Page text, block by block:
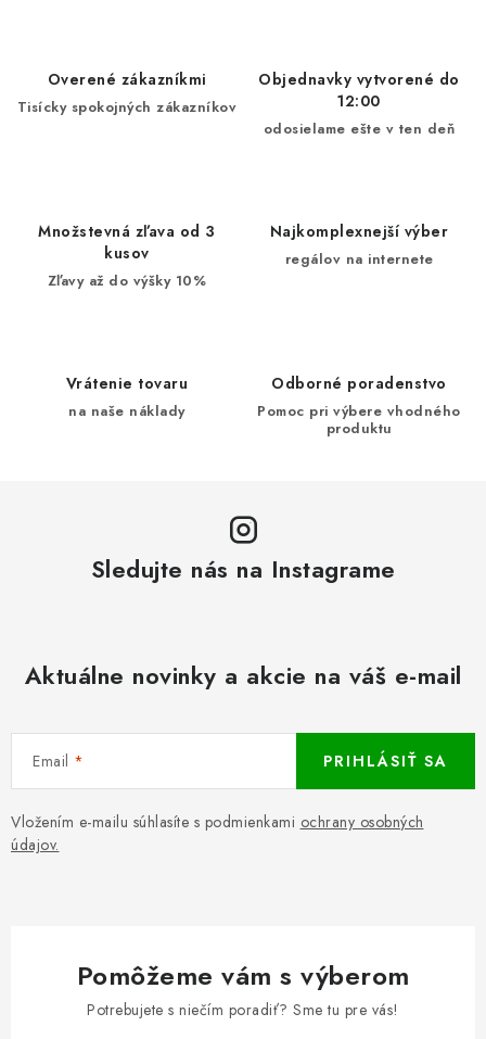
Overené zákazníkmi
Tisícky spokojných zákazníkov
Objednavky vytvorené do
12:00
odosielame ešte v ten deň
Množstevná zľava od 3
kusov
Zľavy až do výšky 10%
Najkomplexnejší výber
regálov na internete
Vrátenie tovaru
na naše náklady
Odborné poradenstvo
Pomoc pri výbere vhodného
produktu
Sledujte nás na Instagrame
Aktuálne novinky a akcie na váš e-mail
Email
Vložením e-mailu súhlasíte s podmienkami ochrany osobných
údajov.
PRIHLÁSIŤ SA
Pomôžeme vám s výberom
Potrebujete s niečím poradiť? Sme tu pre vás!